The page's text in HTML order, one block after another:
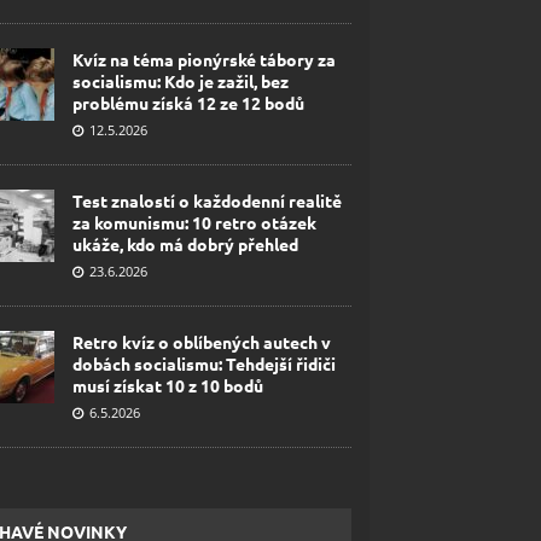
Kvíz na téma pionýrské tábory za
socialismu: Kdo je zažil, bez
problému získá 12 ze 12 bodů
12.5.2026
Test znalostí o každodenní realitě
za komunismu: 10 retro otázek
ukáže, kdo má dobrý přehled
23.6.2026
Retro kvíz o oblíbených autech v
dobách socialismu: Tehdejší řidiči
musí získat 10 z 10 bodů
6.5.2026
NOVINKY